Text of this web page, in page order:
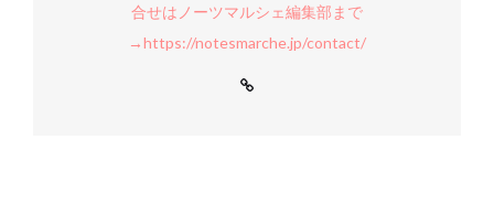
合せはノーツマルシェ編集部まで
→https://notesmarche.jp/contact/